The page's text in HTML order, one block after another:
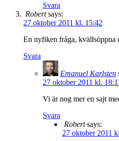
Svara
Robert says:
27 oktober 2011 kl. 15:42
En nyfiken fråga, kvällsöppna
Svara
Emanuel Karlsten
27 oktober 2011 kl.
Vi är nog mer en sajt
Svara
Robert says:
27 oktober 2011